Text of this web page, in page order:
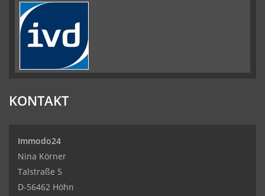
KONTAKT
Immodo24
Nina Körner
Talstraße 5
D-56462 Höhn